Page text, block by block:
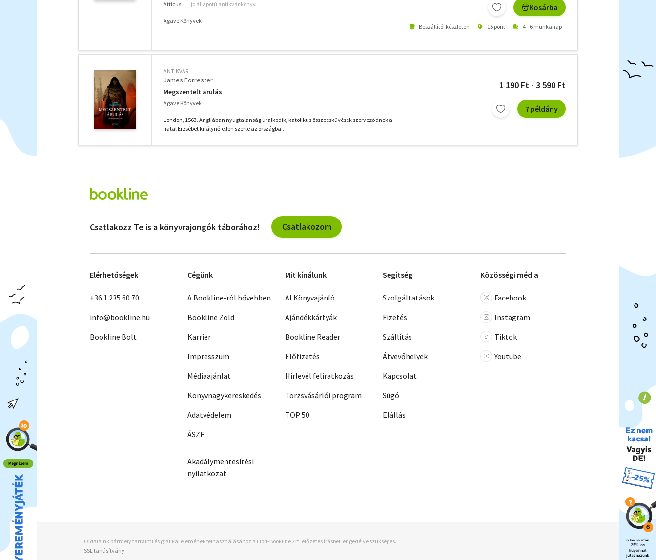
Atticus jó állapotú antikvár könyv
Agave Könyvek
Kosárba
Beszállítói készleten 15 pont 4 - 6 munkanap
ANTIKVÁR
James Forrester
Megszentelt árulás
Agave Könyvek
London, 1563. Angliában nyugtalanság uralkodik, katolikus összeesküvések szerveződnek a
fiatal Erzsébet királynő ellen szerte az országba...
1 190 Ft - 3 590 Ft
7 példány
szűrők
Csatlakozz Te is a könyvrajongók táborához! Csatlakozom
Elérhetőségek
+36 1 235 60 70
info@bookline.hu
Bookline Bolt
Cégünk
A Bookline-ról bővebben
Bookline Zöld
Karrier
Impresszum
Médiaajánlat
Könyvnagykereskedés
Adatvédelem
ÁSZF
Akadálymentesítési
nyilatkozat
Mit kínálunk
AI Könyvajánló
Ajándékkártyák
Bookline Reader
Előfizetés
Hírlevél feliratkozás
Törzsvásárlói program
TOP 50
Segítség
Szolgáltatások
Fizetés
Szállítás
Átvevőhelyek
Kapcsolat
Súgó
Elállás
Közösségi média
Facebook
Instagram
Tiktok
Youtube
Oldalaink bármely tartalmi és grafikai elemének felhasználásához a Libri-Bookline Zrt. előzetes írásbeli engedélye szükséges.
SSL tanúsítvány